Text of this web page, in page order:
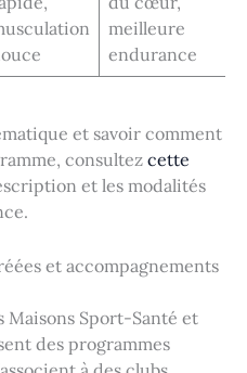
meilleure
endurance
et savoir comment
consultez cette
et les modalités
et accompagnements
Maisons Sport-Santé et
des programmes